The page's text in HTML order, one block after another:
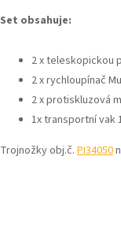
Set obsahuje:
2 x teleskopickou
2 x rychloupínač
2 x protiskluzová
1x transportní vak
Trojnožky obj.č. PI34050